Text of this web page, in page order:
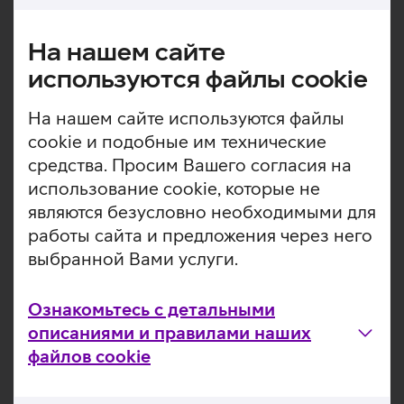
На нашем сайте
используются файлы cookie
На нашем сайте используются файлы
cookie и подобные им технические
средства. Просим Вашего согласия на
использование cookie, которые не
являются безусловно необходимыми для
работы сайта и предложения через него
выбранной Вами услуги.
Ознакомьтесь с детальными
описаниями и правилами наших
файлов cookie
Neural Engine поддерживает интеллектуальные
функции ИИ, такие как автоматическое улучшение
фотографий и удаление фонового шума в видео. 16 ГБ
оперативной памяти и SSD-диск емкостью 256 ГБ дают
достаточно места для фотографий, видео и множества
приложений. Компьютер работает под управлением
операционной системы macOS Sequoia.
Экран 24'' Retina 4.5K обеспечивает большую
картинку в отличной детализации.
Системный чип M4 объединяет в себе процессор,
графику, память и многое другое.
Камера на 12 Мпикс с функцией Center Stage
идеально удерживает Вас в кадре во время
видеозвонков, даже когда Вы двигаетесь или рядом
появляются другие люди.